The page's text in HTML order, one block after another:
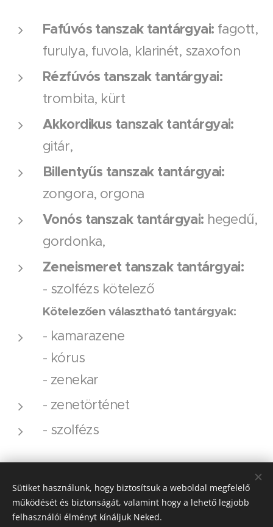
Fafúvós tanszak tantárgyai: fagott,
furulya, fuvola, klarinét, szaxofon
Rézfúvós tanszak tantárgyai:
trombita, kürt
Akkordikus tanszak tantárgyai:
gitár,
Billentyűs tanszak tantárgyai:
zongora, orgona
Vonós tanszak tantárgyai: hegedű,
gordonka,
Zeneismeret tanszak tantárgyai:
- szolfézs kötelező
Kötelezően választható tantárgyak:
- kamarazene
- kórus
- zenekar
- zenetörténet
- szolfézs
Sütiket használunk, hogy biztosítsuk a weboldal megfelelő
működését és biztonságát, valamint hogy a lehető legjobb
felhasználói élményt kínáljuk Neked.